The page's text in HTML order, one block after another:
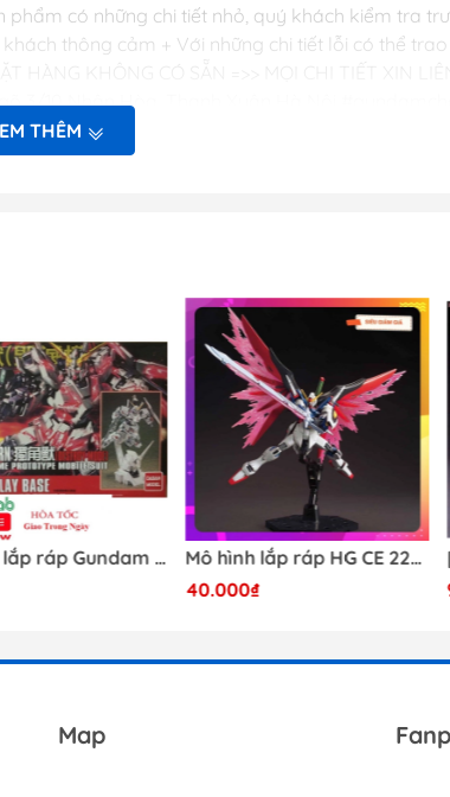
Sơn, Dụng Cụ Mr Hobby
Sơn Vallejo Tây Ba Nha
có những chi tiết nhỏ, quý khách kiểm tra
thông cảm + Với những chi tiết lỗi có thể
3/10 Nhân Hòa, Thanh Xuân Hà Nội
THÊM
Mô Hình lắp ráp Gundam HG RX-0 Unicorn Gundam Destroy Mode 100 Daban
Mô hình lắp ráp HG CE 224 Destiny Revive Daban [TẶNG WING EFFECT]
40.000₫
Map